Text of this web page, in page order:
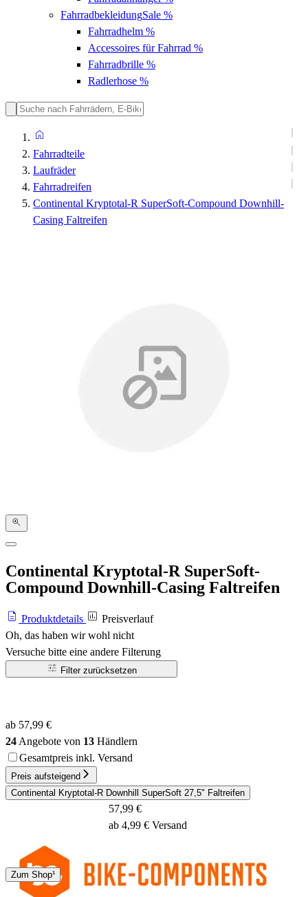
FahrradbekleidungSale %
Fahrradhelm %
Accessoires für Fahrrad %
Fahrradbrille %
Radlerhose %
Fahrradteile
Laufräder
Fahrradreifen
Continental Kryptotal-R SuperSoft-Compound Downhill-
Casing Faltreifen
Continental Kryptotal-R SuperSoft-
Compound Downhill-Casing Faltreifen
Produktdetails
Preisverlauf
Oh, das haben wir wohl nicht
Versuche bitte eine andere Filterung
Filter zurücksetzen
ab 57,99 €
24 Angebote von 13 Händlern
Gesamtpreis inkl. Versand
Preis aufsteigend
Continental Kryptotal-R Downhill SuperSoft 27,5" Faltreifen
DHL
2 - 4 Tage
57,99 €
ab 4,99 € Versand
Zum Shop¹